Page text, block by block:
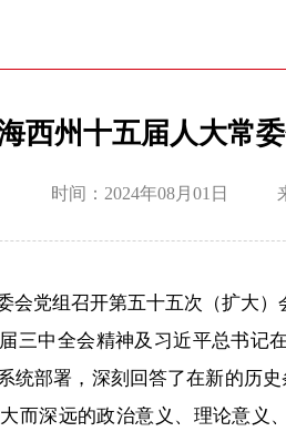
西州十五届人大常
时间：2024年08月01日
会党组召开第五十五次（扩大
三中全会精神及习近平总书记
统部署，深刻回答了在新的历
而深远的政治意义、理论意义